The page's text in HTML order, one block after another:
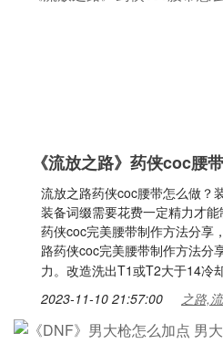
《流放之路》药侠coc腰
流放之路药侠coc腰带怎么做？
装备词缀需要花费一定精力才
药侠coc完美腰带制作方法分享
路药侠coc完美腰带制作方法分
力。改造洗出T1或T2大于14冷
2023-11-10 21:57:00 之路,